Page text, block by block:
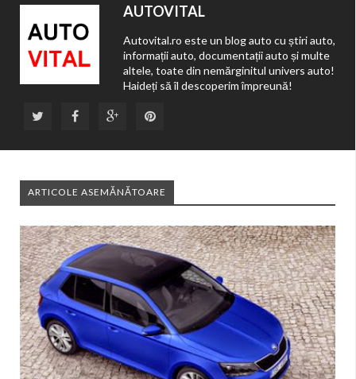
AUTOVITAL
Autovital.ro este un blog auto cu știri auto,
informații auto, documentații auto și multe
altele, toate din nemărginitul univers auto!
Haideți să îl descoperim împreună!
ARTICOLE ASEMĂNĂTOARE